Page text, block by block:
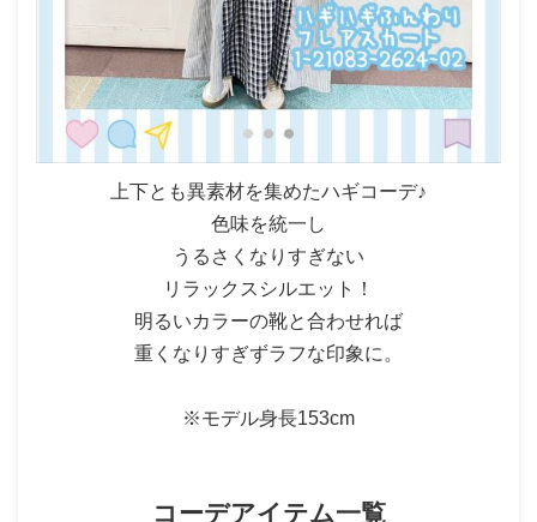
上下とも異素材を集めたハギコーデ♪
色味を統一し
うるさくなりすぎない
リラックスシルエット！
明るいカラーの靴と合わせれば
重くなりすぎずラフな印象に。
※モデル身長153cm
コーデアイテム一覧